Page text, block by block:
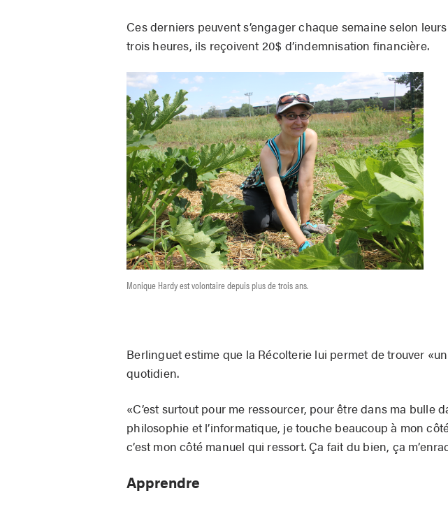
Ces derniers peuvent s’engager chaque semaine selon
trois heures, ils reçoivent 20$ d’indemnisation financière.
Monique Hardy est volontaire depuis plus de trois ans.
Berlinguet estime que la Récolterie lui permet de trouver
quotidien.
«C’est surtout pour me ressourcer, pour être dans ma bulle
philosophie et l’informatique, je touche beaucoup à mon
c’est mon côté manuel qui ressort. Ça fait du bien, ça
Apprendre